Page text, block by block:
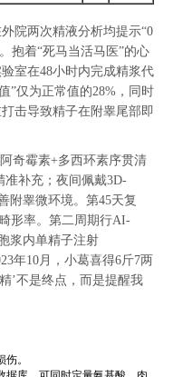
院两次精液分析均提示“0
抱着“死马当活马医”的心
室在48小时内完成精浆代
”仅为正常值的28%，同时
击导致精子在附睾尾部即
奇霉素+多西环素序贯清
准补充；夜间佩戴3D-
附睾微环境。第45天复
形率。第二周期行AI-
浆内单精子注射
年10月，小葛喜得6斤7两
’不是终点，而是提醒我
。